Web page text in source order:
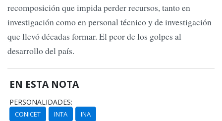
recomposición que impida perder recursos, tanto en
investigación como en personal técnico y de investigación
que llevó décadas formar. El peor de los golpes al
desarrollo del país.
EN ESTA NOTA
PERSONALIDADES:
CONICET INTA INA